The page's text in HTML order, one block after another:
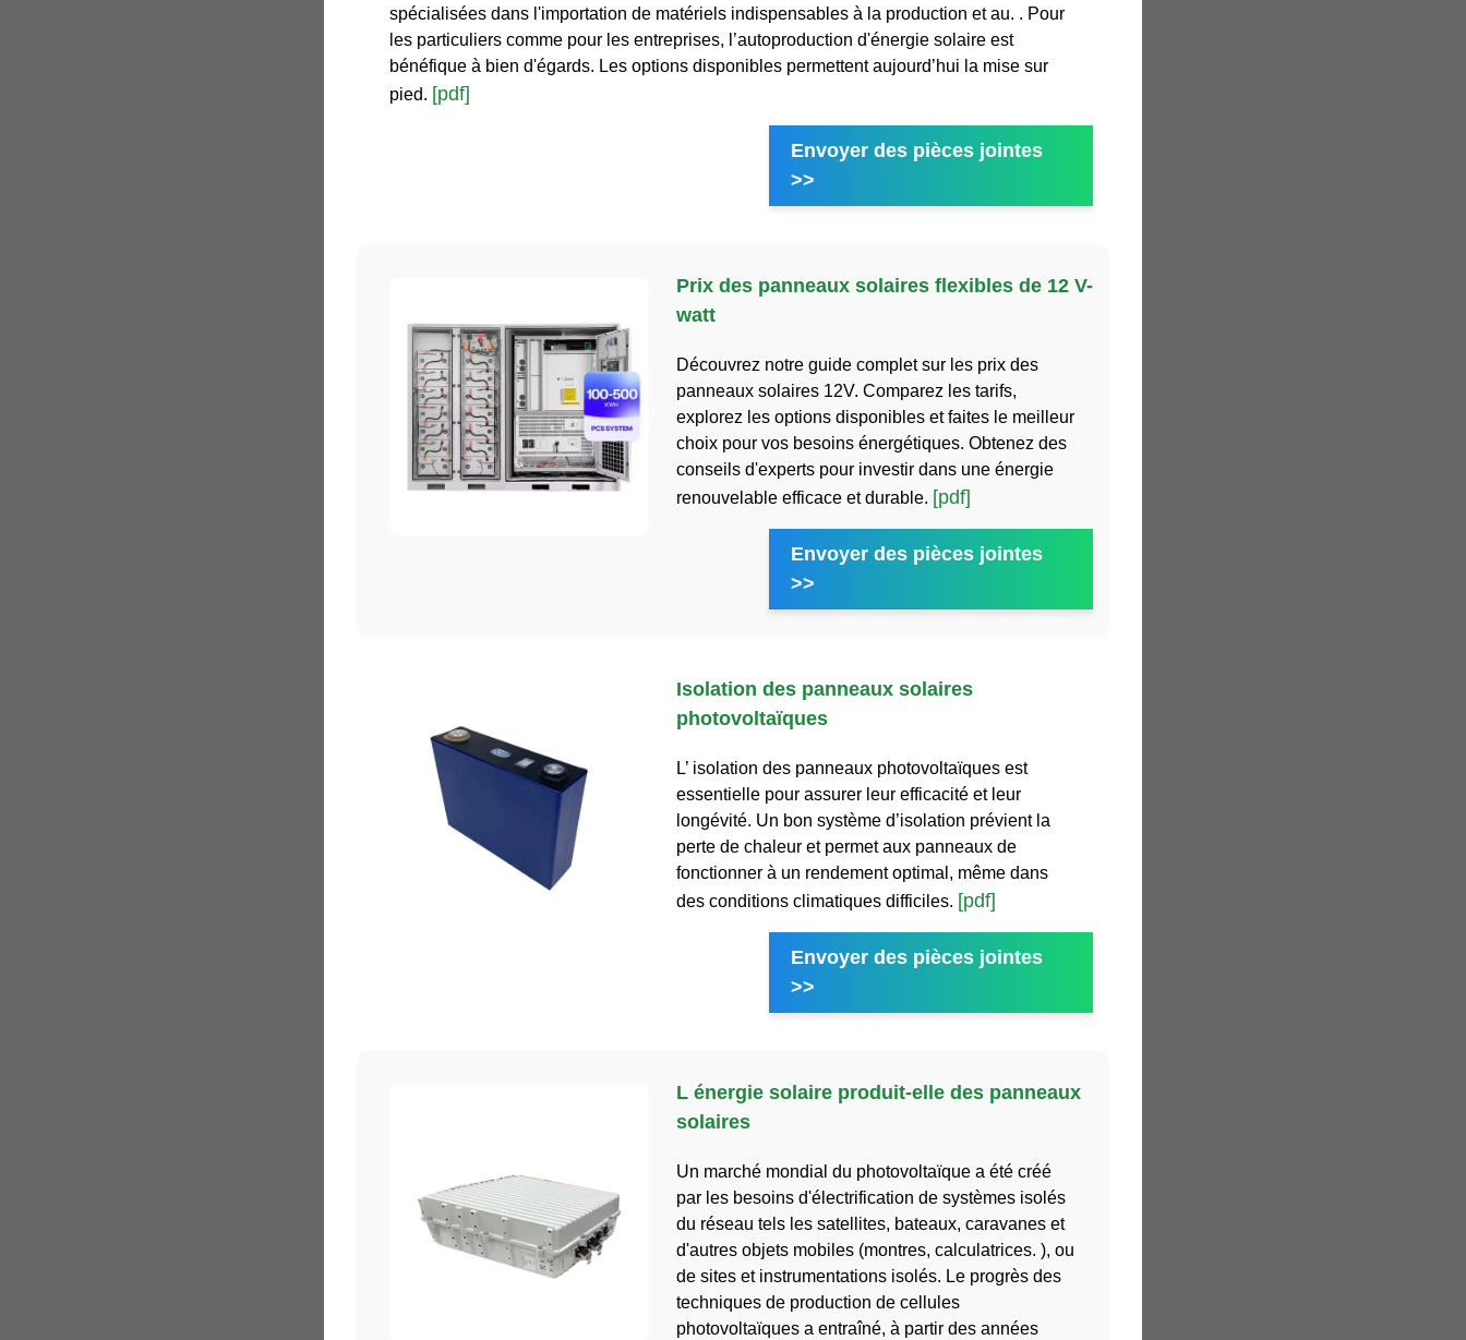
spécialisées dans l'importation de matériels indispensables à la production et au. . Pour
les particuliers comme pour les entreprises, l’autoproduction d'énergie solaire est
bénéfique à bien d'égards. Les options disponibles permettent aujourd’hui la mise sur
pied. [pdf]
Envoyer des pièces jointes
>>
Prix des panneaux solaires flexibles de 12 V-
watt
Découvrez notre guide complet sur les prix des
panneaux solaires 12V. Comparez les tarifs,
explorez les options disponibles et faites le meilleur
choix pour vos besoins énergétiques. Obtenez des
conseils d'experts pour investir dans une énergie
renouvelable efficace et durable. [pdf]
Envoyer des pièces jointes
>>
Isolation des panneaux solaires
photovoltaïques
L’ isolation des panneaux photovoltaïques est
essentielle pour assurer leur efficacité et leur
longévité. Un bon système d’isolation prévient la
perte de chaleur et permet aux panneaux de
fonctionner à un rendement optimal, même dans
des conditions climatiques difficiles. [pdf]
Envoyer des pièces jointes
>>
L énergie solaire produit-elle des panneaux
solaires
Un marché mondial du photovoltaïque a été créé
par les besoins d'électrification de systèmes isolés
du réseau tels les satellites, bateaux, caravanes et
d'autres objets mobiles (montres, calculatrices. ), ou
de sites et instrumentations isolés. Le progrès des
techniques de production de cellules
photovoltaïques a entraîné, à partir des années